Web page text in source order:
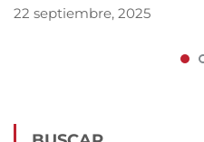
22 septiembre, 2025